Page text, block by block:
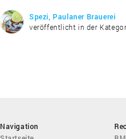
Spezi, Paulaner Brauerei
veröffentlicht in der
Navigation